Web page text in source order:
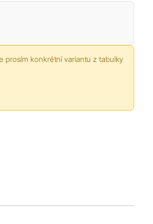
prosím konkrétní variantu z tabulky